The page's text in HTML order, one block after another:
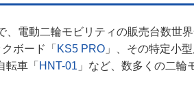
電動二輪モビリティの販売台数世
ボード「 KS5 PRO 」、その特定小
転車「 HNT-01 」など、数多くの二輪